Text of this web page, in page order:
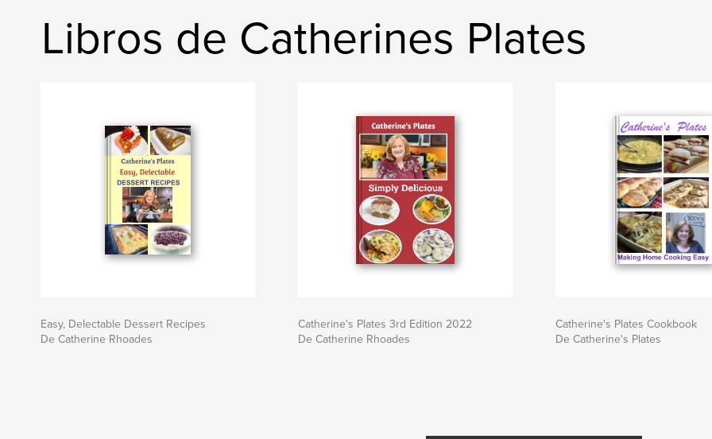
Libros de Catherines Plates
Easy, Delectable Dessert Recipes
De Catherine Rhoades
Catherine's Plates 3rd Edition 2022
De Catherine Rhoades
Catherine's Plates Cookbook
De Catherine's Plates